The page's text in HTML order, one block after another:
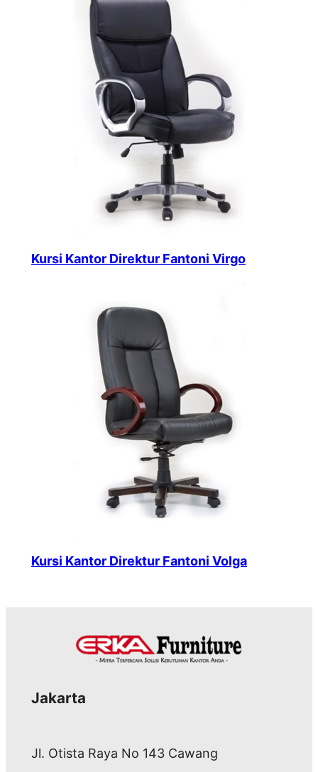
Kursi Kantor Direktur Fantoni Virgo
Kursi Kantor Direktur Fantoni Volga
Jakarta
Jl. Otista Raya No 143 Cawang